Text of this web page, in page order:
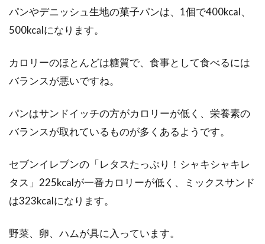
パンやデニッシュ生地の菓子パンは、1個で400kcal、
500kcalになります。
カロリーのほとんどは糖質で、食事として食べるには
バランスが悪いですね。
パンはサンドイッチの方がカロリーが低く、栄養素の
バランスが取れているものが多くあるようです。
セブンイレブンの「レタスたっぷり！シャキシャキレ
タス」225kcalが一番カロリーが低く、ミックスサンド
は323kcalになります。
野菜、卵、ハムが具に入っています。